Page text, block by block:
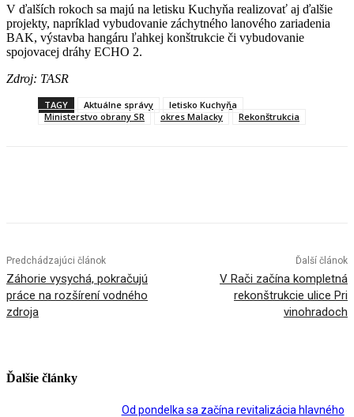
V ďalších rokoch sa majú na letisku Kuchyňa realizovať aj ďalšie
projekty, napríklad vybudovanie záchytného lanového zariadenia
BAK, výstavba hangáru ľahkej konštrukcie či vybudovanie
spojovacej dráhy ECHO 2.
Zdroj: TASR
TAGY Aktuálne správy
letisko Kuchyňa
Ministerstvo obrany SR
okres Malacky Rekonštrukcia
Predchádzajúci článok
Záhorie vysychá, pokračujú
práce na rozšírení vodného
zdroja
Ďalší článok
V Rači začína kompletná
rekonštrukcie ulice Pri
vinohradoch
Ďalšie články
Od pondelka sa začína revitalizácia hlavného